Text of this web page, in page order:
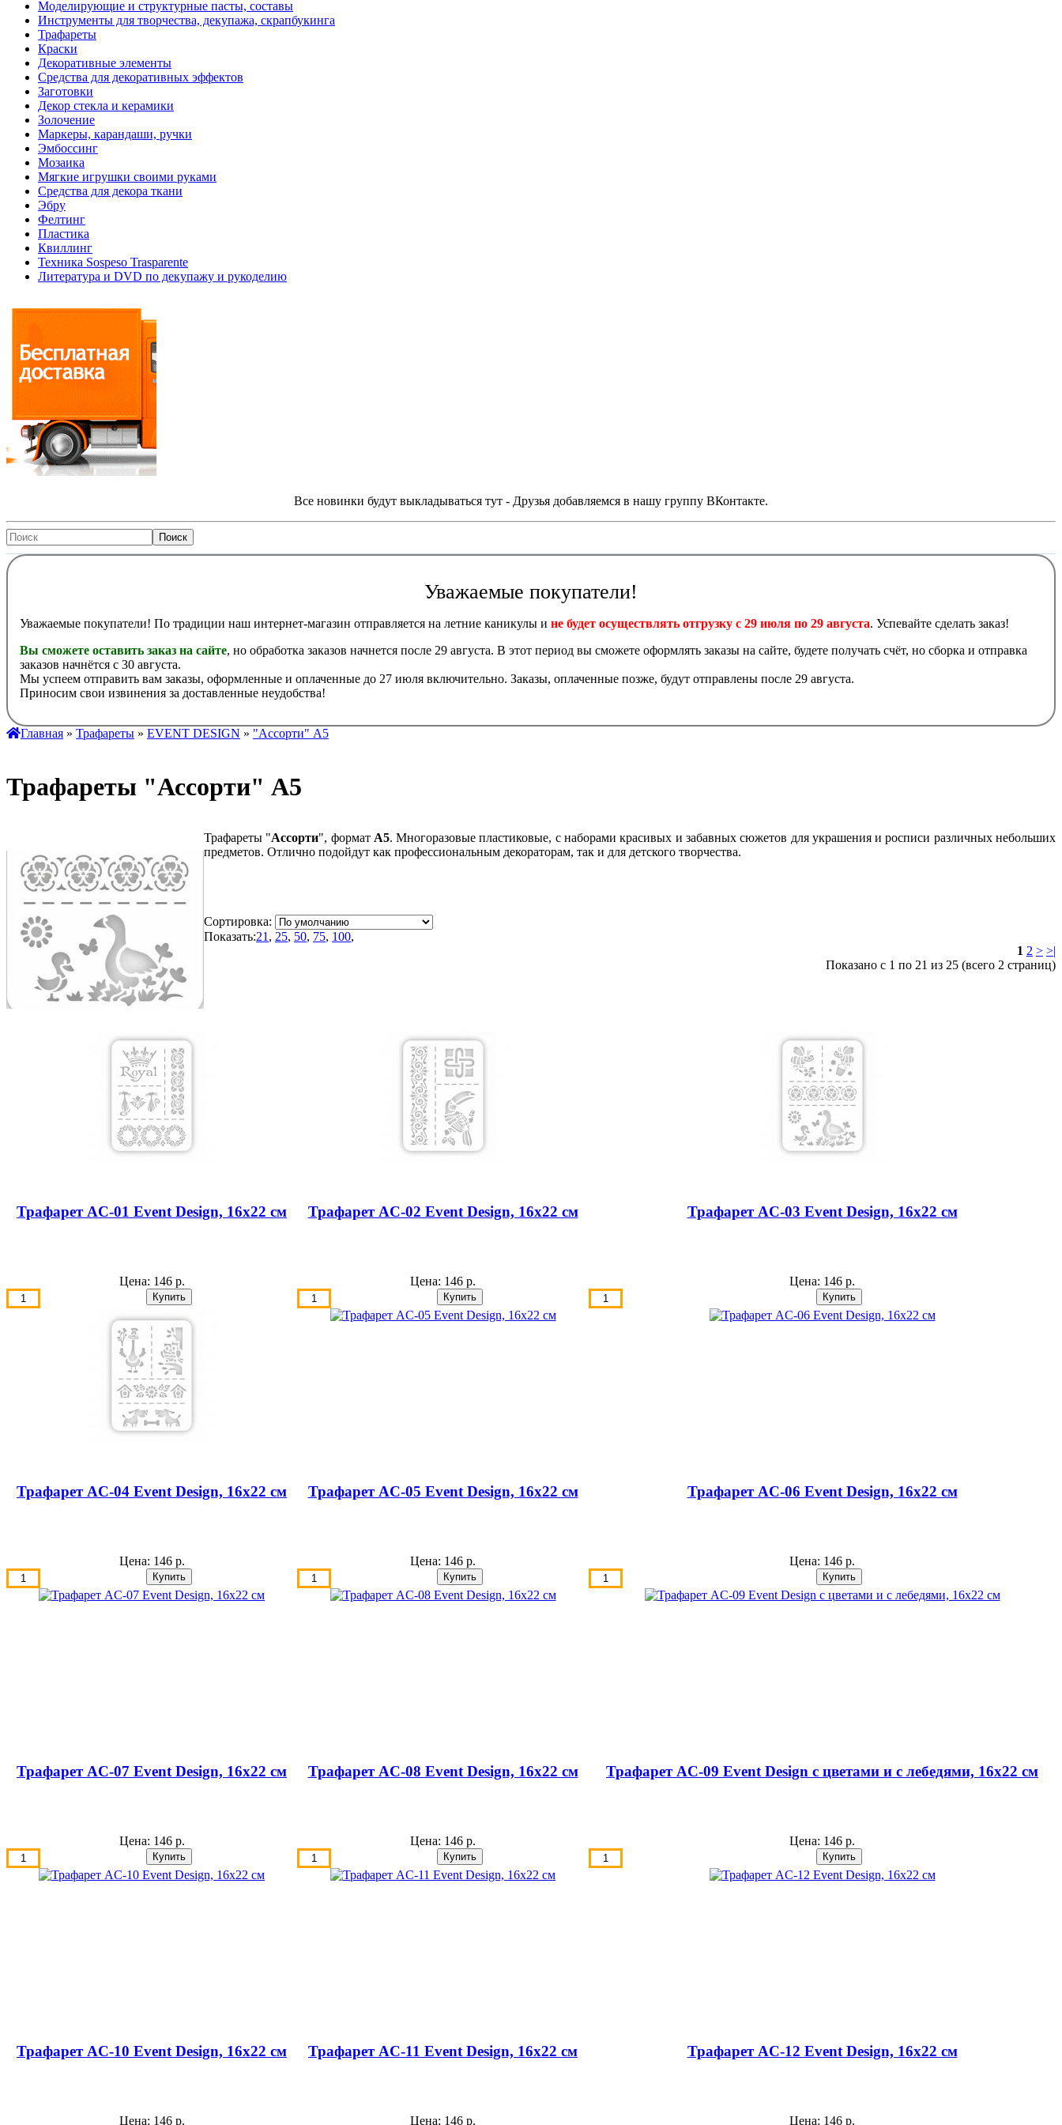
Моделирующие и структурные пасты, составы
Инструменты для творчества, декупажа, скрапбукинга
Трафареты
Краски
Декоративные элементы
Средства для декоративных эффектов
Заготовки
Декор стекла и керамики
Золочение
Маркеры, карандаши, ручки
Эмбоссинг
Мозаика
Мягкие игрушки своими руками
Средства для декора ткани
Эбру
Фелтинг
Пластика
Квиллинг
Техника Sospeso Trasparente
Литература и DVD по декупажу и рукоделию
Все новинки будут выкладываться тут - Друзья добавляемся в нашу группу ВКонтакте.
Уважаемые покупатели!
Уважаемые покупатели! По традиции наш интернет-магазин отправляется на летние каникулы и не будет осуществлять отгрузку с 29 июля по 29 августа. Успевайте сделать заказ!
Вы сможете оставить заказ на сайте, но обработка заказов начнется после 29 августа. В этот период вы сможете оформлять заказы на сайте, будете получать счёт, но сборка и отправка
заказов начнётся с 30 августа.
Мы успеем отправить вам заказы, оформленные и оплаченные до 27 июля включительно. Заказы, оплаченные позже, будут отправлены после 29 августа.
Приносим свои извинения за доставленные неудобства!
Главная » Трафареты » EVENT DESIGN » "Ассорти" А5
Трафареты "Ассорти" А5
Трафареты "Ассорти", формат А5. Многоразовые пластиковые, с наборами красивых и забавных сюжетов для украшения и росписи различных небольших
предметов. Отлично подойдут как профессиональным декораторам, так и для детского творчества.
Сортировка:
Показать:21, 25, 50, 75, 100,
1 2 > >|
Показано с 1 по 21 из 25 (всего 2 страниц)
Трафарет AС-01 Event Design, 16х22 см
Цена: 146 р.
Трафарет AС-02 Event Design, 16х22 см
Цена: 146 р.
Трафарет AС-03 Event Design, 16х22 см
Цена: 146 р.
Трафарет AС-04 Event Design, 16х22 см
Цена: 146 р.
Трафарет AС-05 Event Design, 16х22 см
Цена: 146 р.
Трафарет AС-06 Event Design, 16х22 см
Цена: 146 р.
Трафарет AС-07 Event Design, 16х22 см
Цена: 146 р.
Трафарет AС-08 Event Design, 16х22 см
Цена: 146 р.
Трафарет AС-09 Event Design с цветами и с лебедями, 16х22 см
Цена: 146 р.
Трафарет AС-10 Event Design, 16х22 см
Цена: 146 р.
Трафарет AС-11 Event Design, 16х22 см
Цена: 146 р.
Трафарет AС-12 Event Design, 16х22 см
Цена: 146 р.